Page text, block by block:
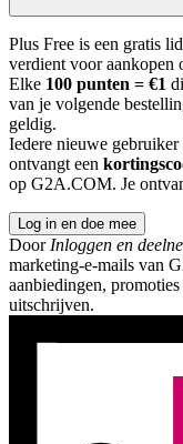
Plus Free is een gratis
verdient voor
Elke 100 punten = €1
van je volgende
geldig.
Iedere nieuwe
ontvangt een
op G2A.COM. Je
Log in en doe mee
DoorInloggen en
marketing-e-mails van
aanbiedingen,
uitschrijven.